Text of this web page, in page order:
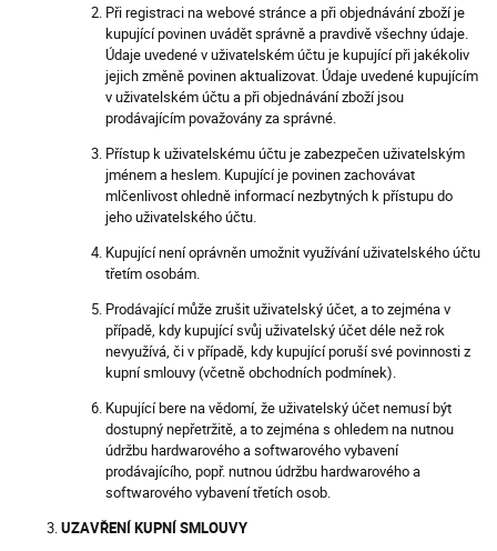
Při registraci na webové stránce a při objednávání zboží je
kupující povinen uvádět správně a pravdivě všechny údaje.
Údaje uvedené v uživatelském účtu je kupující při jakékoliv
jejich změně povinen aktualizovat. Údaje uvedené kupujícím
v uživatelském účtu a při objednávání zboží jsou
prodávajícím považovány za správné.
Přístup k uživatelskému účtu je zabezpečen uživatelským
jménem a heslem. Kupující je povinen zachovávat
mlčenlivost ohledně informací nezbytných k přístupu do
jeho uživatelského účtu.
Kupující není oprávněn umožnit využívání uživatelského účtu
třetím osobám.
Prodávající může zrušit uživatelský účet, a to zejména v
případě, kdy kupující svůj uživatelský účet déle než rok
nevyužívá, či v případě, kdy kupující poruší své povinnosti z
kupní smlouvy (včetně obchodních podmínek).
Kupující bere na vědomí, že uživatelský účet nemusí být
dostupný nepřetržitě, a to zejména s ohledem na nutnou
údržbu hardwarového a softwarového vybavení
prodávajícího, popř. nutnou údržbu hardwarového a
softwarového vybavení třetích osob.
UZAVŘENÍ KUPNÍ SMLOUVY